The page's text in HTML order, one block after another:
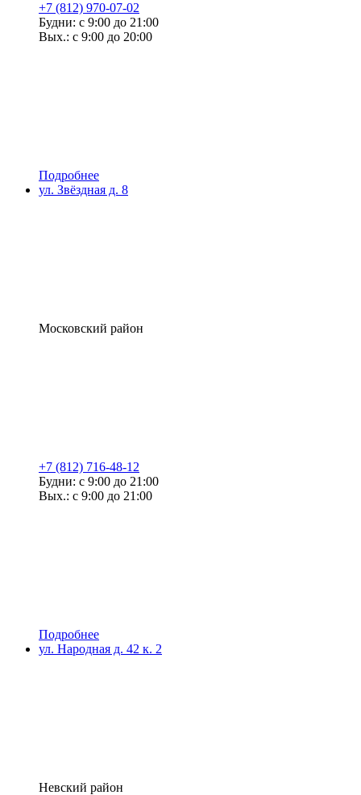
+7 (812) 970-07-02
Будни: с 9:00 до 21:00
Вых.: с 9:00 до 20:00
Подробнее
ул. Звёздная д. 8
Московский район
+7 (812) 716-48-12
Будни: с 9:00 до 21:00
Вых.: с 9:00 до 21:00
Подробнее
ул. Народная д. 42 к. 2
Невский район